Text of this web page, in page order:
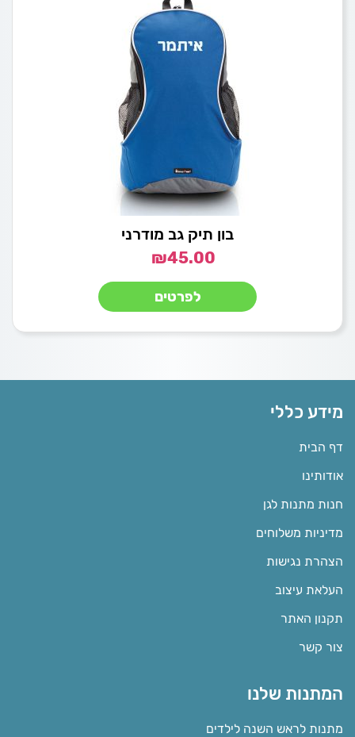
בון תיק גב מודרני
₪45.00
לפרטים
מידע כללי
דף הבית
אודותינו
חנות מתנות לגן
מדיניות משלוחים
הצהרת נגישות
העלאת עיצוב
תקנון האתר
צור קשר
המתנות שלנו
מתנות לראש השנה לילדים